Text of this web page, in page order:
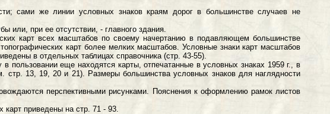
сами же линии условных знаков краям дорог в большинстве случаев не
при ее отсутствии, - главного здания.
карт всех масштабов по своему начертанию в подавляющем большинстве
карт более мелких масштабов. Условные знаки карт масштабов
в отдельных таблицах справочника (стр. 43-55).
еще находятся карты, отпечатанные в условных знаках 1959 г., в
13, 19, 20 и 21). Размеры большинства условных знаков для наглядности
перспективными рисунками. Пояснения к оформлению рамок листов
приведены на стр. 71 - 93.